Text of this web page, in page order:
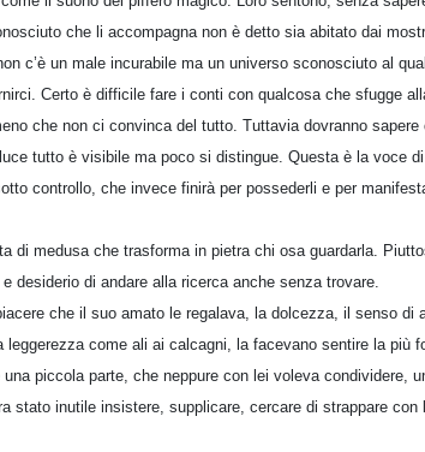
che li accompagna non è detto sia abitato dai
c’è un male incurabile ma un universo sconosciuto al
Certo è difficile fare i conti con qualcosa che sfugge
che non ci convinca del tutto. Tuttavia dovranno sapere
tutto è visibile ma poco si distingue. Questa è la voce
controllo, che invece finirà per possederli e per
di medusa che trasforma in pietra chi osa guardarla.
desiderio di andare alla ricerca anche senza trovare.
che il suo amato le regalava, la dolcezza, il senso di
come ali ai calcagni, la facevano sentire la più
piccola parte, che neppure con lei voleva condividere,
stato inutile insistere, supplicare, cercare di strappare